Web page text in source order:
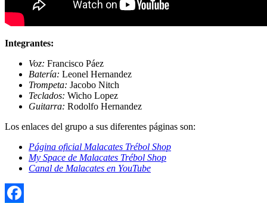
Integrantes:
Voz: Francisco Páez
Batería: Leonel Hernandez
Trompeta: Jacobo Nitch
Teclados: Wicho Lopez
Guitarra: Rodolfo Hernandez
Los enlaces del grupo a sus diferentes páginas son:
Página oficial Malacates Trébol Shop
My Space de Malacates Trébol Shop
Canal de Malacates en YouTube